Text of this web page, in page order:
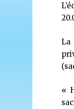
La
«